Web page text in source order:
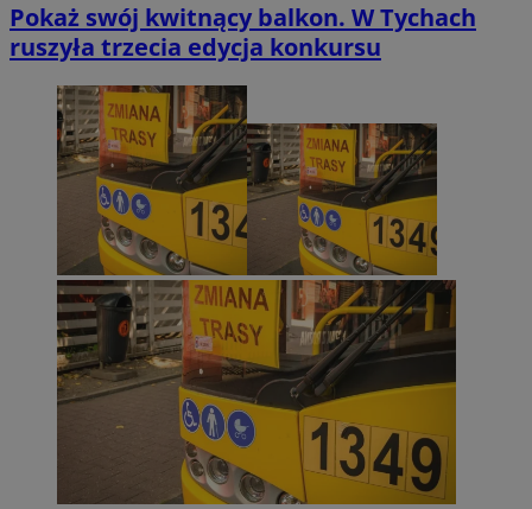
Pokaż swój kwitnący balkon. W Tychach
ruszyła trzecia edycja konkursu